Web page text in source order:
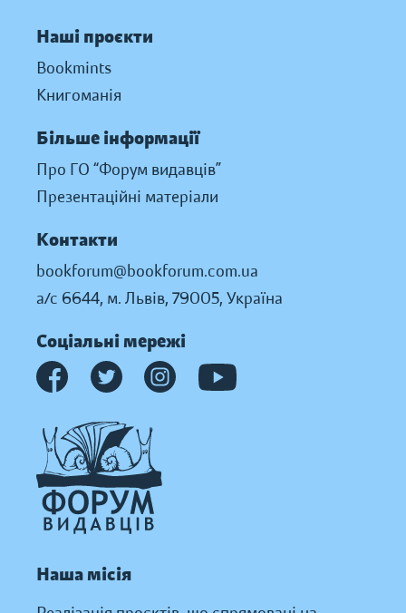
Наші проєкти
Bookmints
Книгоманія
Більше інформації
Про ГО “Форум видавців”
Презентаційні матеріали
Контакти
bookforum@bookforum.com.ua
а/с 6644, м. Львів, 79005, Україна
Соціальні мережі
Наша місія